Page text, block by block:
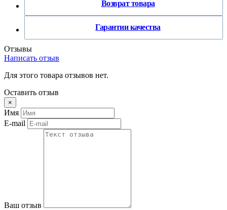
Возврат товара
Гарантии качества
Отзывы
Написать отзыв
Для этого товара отзывов нет.
Оставить отзыв
×
Имя
E-mail
Ваш отзыв